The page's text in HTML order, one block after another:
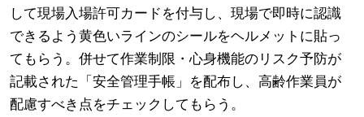
して現場入場許可カードを付与し、現場で即時に認識
できるよう黄色いラインのシールをヘルメットに貼っ
てもらう。併せて作業制限・心身機能のリスク予防が
記載された「安全管理手帳」を配布し、高齢作業員が
配慮すべき点をチェックしてもらう。